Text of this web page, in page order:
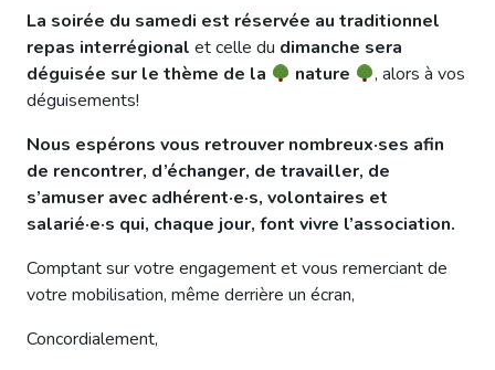
La soirée du samedi est réservée au traditionnel
repas interrégional et celle du dimanche sera
déguisée sur le thème de la
nature
, alors à vos
déguisements!
Nous espérons vous retrouver nombreux·ses afin
de rencontrer, d’échanger, de travailler, de
s’amuser avec adhérent·e·s, volontaires et
salarié·e·s qui, chaque jour, font vivre l’association.
Comptant sur votre engagement et vous remerciant de
votre mobilisation, même derrière un écran,
Concordialement,